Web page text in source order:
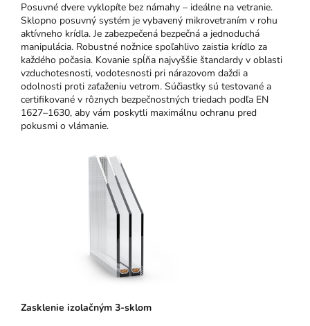
Posuvné dvere vyklopíte bez námahy – ideálne na vetranie.
Sklopno posuvný systém je vybavený mikrovetraním v rohu
aktívneho krídla. Je zabezpečená bezpečná a jednoduchá
manipulácia. Robustné nožnice spoľahlivo zaistia krídlo za
každého počasia. Kovanie spĺňa najvyššie štandardy v oblasti
vzduchotesnosti, vodotesnosti pri nárazovom daždi a
odolnosti proti zaťaženiu vetrom. Súčiastky sú testované a
certifikované v rôznych bezpečnostných triedach podľa EN
1627–1630, aby vám poskytli maximálnu ochranu pred
pokusmi o vlámanie.
Zasklenie izolačným 3-sklom